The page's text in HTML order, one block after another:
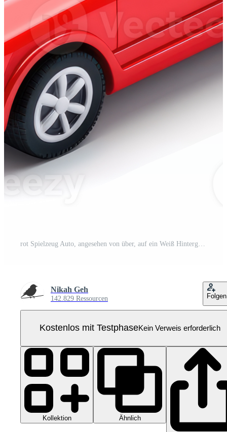
Nikah Geh
142.829 Ressourcen Folgen
Kostenlos mit TestphaseKein Verweis erforderlich
Kollektion Ähnlich